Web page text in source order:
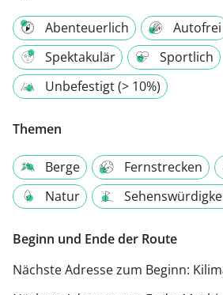
Abenteuerlich
Autofrei
Spektakulär
Sportlich
Unbefestigt (> 10%)
Themen
Berge Fernstrecken
Natur
Beginn und Ende der Route
Nächste Adresse zum Beginn: